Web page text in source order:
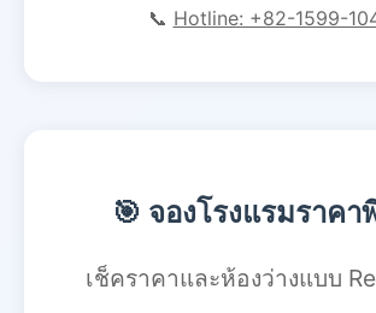
📞 Hotline: +82-1599-
🎯 จองโรงแรมราคา
เช็คราคาและห้องว่างแบบ